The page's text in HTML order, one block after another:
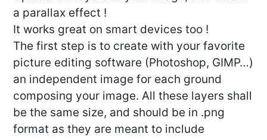
a parallax effect !
It works great on smart devices too !
The first step is to create with your favorite
picture editing software (Photoshop, GIMP…)
an independent image for each ground
composing your image. All these layers shall
be the same size, and should be in .png
format as they are meant to include